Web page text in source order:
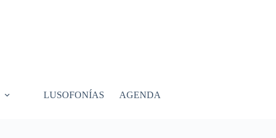
LUSOFONÍAS AGENDA